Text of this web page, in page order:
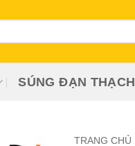
SÚNG ĐẠN THẠCH
TRANG CHỦ